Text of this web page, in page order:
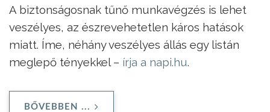
A biztonságosnak tűnő munkavégzés is lehet
veszélyes, az észrevehetetlen káros hatások
miatt. Íme, néhány veszélyes állás egy listán
meglepő tényekkel – írja a napi.hu.
BŐVEBBEN ...